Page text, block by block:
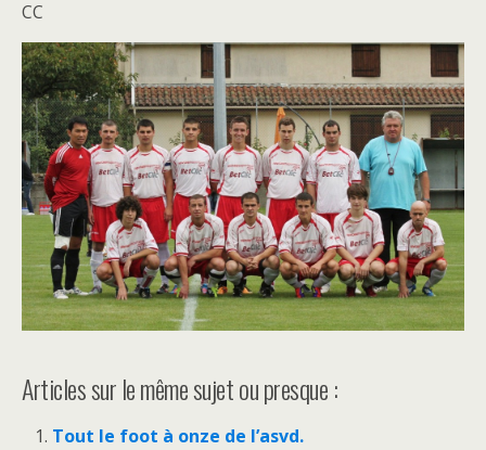
CC
Articles sur le même sujet ou presque :
Tout le foot à onze de l’asvd.